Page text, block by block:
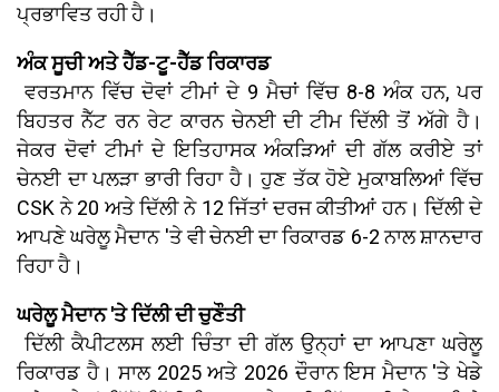
ਪ੍ਰਭਾਵਿਤ ਰਹੀ ਹੈ।
ਅੰਕ ਸੂਚੀ ਅਤੇ ਹੈੱਡ-ਟੂ-ਹੈੱਡ ਰਿਕਾਰਡ
ਵਰਤਮਾਨ ਵਿੱਚ ਦੋਵਾਂ ਟੀਮਾਂ ਦੇ 9 ਮੈਚਾਂ ਵਿੱਚ 8-8 ਅੰਕ ਹਨ, ਪਰ
ਬਿਹਤਰ ਨੈੱਟ ਰਨ ਰੇਟ ਕਾਰਨ ਚੇਨਈ ਦੀ ਟੀਮ ਦਿੱਲੀ ਤੋਂ ਅੱਗੇ ਹੈ।
ਜੇਕਰ ਦੋਵਾਂ ਟੀਮਾਂ ਦੇ ਇਤਿਹਾਸਕ ਅੰਕੜਿਆਂ ਦੀ ਗੱਲ ਕਰੀਏ ਤਾਂ
ਚੇਨਈ ਦਾ ਪਲੜਾ ਭਾਰੀ ਰਿਹਾ ਹੈ। ਹੁਣ ਤੱਕ ਹੋਏ ਮੁਕਾਬਲਿਆਂ ਵਿੱਚ
CSK ਨੇ 20 ਅਤੇ ਦਿੱਲੀ ਨੇ 12 ਜਿੱਤਾਂ ਦਰਜ ਕੀਤੀਆਂ ਹਨ। ਦਿੱਲੀ ਦੇ
ਆਪਣੇ ਘਰੇਲੂ ਮੈਦਾਨ 'ਤੇ ਵੀ ਚੇਨਈ ਦਾ ਰਿਕਾਰਡ 6-2 ਨਾਲ ਸ਼ਾਨਦਾਰ
ਰਿਹਾ ਹੈ।
ਘਰੇਲੂ ਮੈਦਾਨ 'ਤੇ ਦਿੱਲੀ ਦੀ ਚੁਣੌਤੀ
ਦਿੱਲੀ ਕੈਪੀਟਲਸ ਲਈ ਚਿੰਤਾ ਦੀ ਗੱਲ ਉਨ੍ਹਾਂ ਦਾ ਆਪਣਾ ਘਰੇਲੂ
ਰਿਕਾਰਡ ਹੈ। ਸਾਲ 2025 ਅਤੇ 2026 ਦੌਰਾਨ ਇਸ ਮੈਦਾਨ 'ਤੇ ਖੇਡੇ